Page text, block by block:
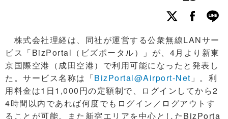
株式会社理経は、同社が運営する公衆無線LANサー
ビス「BizPortal（ビズポータル）」が、4月より新東
京国際空港（成田空港）で利用可能になったと発表し
た。サービス名称は「BizPortal@Airport-Net 」。利
用料金は1日1,000円の定額制で、ログインしてから2
4時間以内であれば何度でもログイン／ログアウトす
ることが可能。また新宿エリアを中心としたBizPorta